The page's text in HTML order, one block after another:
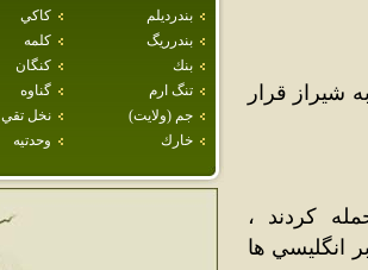
بندرديلم
كاكي
بندرريگ
كلمه
بنك
كنگان
تنگ ارم
گناوه
جم (ولايت)
نخل تقي
خارك
وحدتيه
شيراز قرار
کردند ،
انگليسي ها